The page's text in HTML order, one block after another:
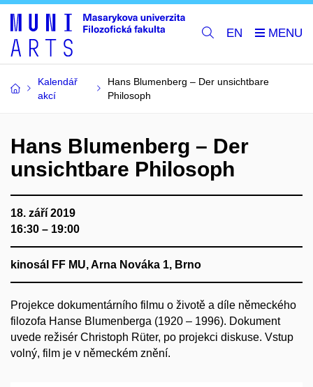
EN
Kalendář
akcí
Hans Blumenberg – Der unsichtbare
Philosoph
Hans Blumenberg – Der
unsichtbare Philosoph
18. září 2019
16:30 – 19:00
kinosál FF MU, Arna Nováka 1, Brno
Projekce dokumentárního filmu o životě a díle německého
filozofa Hanse Blumenberga (1920 – 1996). Dokument
uvede režisér Christoph Rüter, po projekci diskuse. Vstup
volný, film je v německém znění.